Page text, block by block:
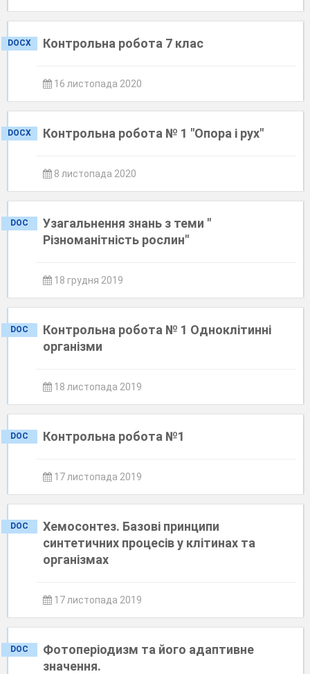
DOCX Контрольна робота 7 клас
16 листопада 2020
DOCX Контрольна робота № 1 "Опора і рух"
8 листопада 2020
DOC
Узагальнення знань з теми "
Різноманітність рослин"
18 грудня 2019
DOC
Контрольна робота № 1 Одноклітинні
організми
18 листопада 2019
DOC Контрольна робота №1
17 листопада 2019
DOC
Хемосонтез. Базові принципи
синтетичних процесів у клітинах та
організмах
17 листопада 2019
DOC
Фотоперіодизм та його адаптивне
значення.